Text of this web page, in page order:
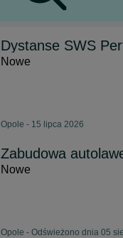
Dystanse SWS
Nowe
Opole - 15 lipca 2026
Zabudowa
Nowe
Opole - Odświeżono dnia 05